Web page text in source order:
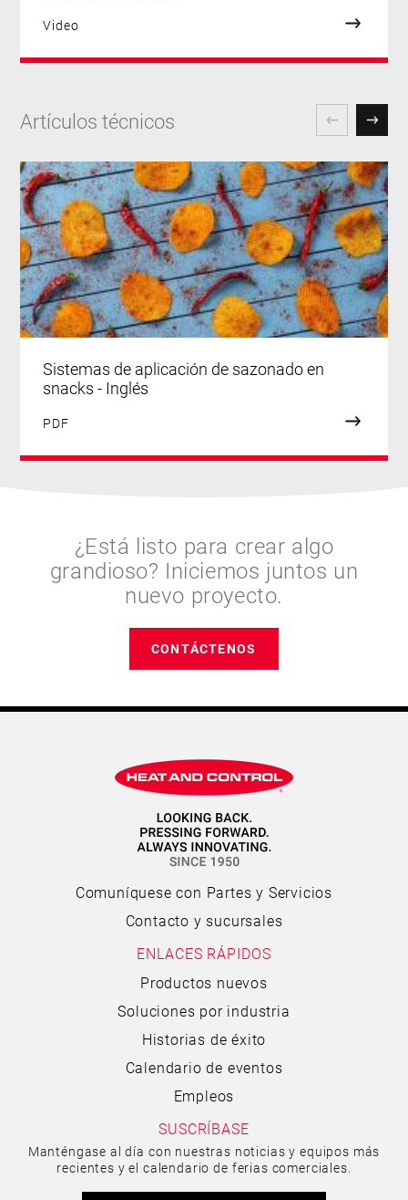
Video
Artículos técnicos
Sistemas de aplicación de sazonado en
snacks - Inglés
PDF
¿Está listo para crear algo
grandioso? Iniciemos juntos un
nuevo proyecto.
CONTÁCTENOS
Comuníquese con Partes y Servicios
Contacto y sucursales
ENLACES RÁPIDOS
Productos nuevos
Soluciones por industria
Historias de éxito
Calendario de eventos
Empleos
SUSCRÍBASE
Manténgase al día con nuestras noticias y equipos más
recientes y el calendario de ferias comerciales.